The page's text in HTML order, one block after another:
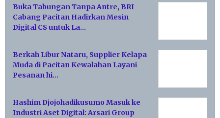
Buka Tabungan Tanpa Antre, BRI
Cabang Pacitan Hadirkan Mesin
Digital CS untuk La…
Berkah Libur Nataru, Supplier Kelapa
Muda di Pacitan Kewalahan Layani
Pesanan hi…
Hashim Djojohadikusumo Masuk ke
Industri Aset Digital: Arsari Group